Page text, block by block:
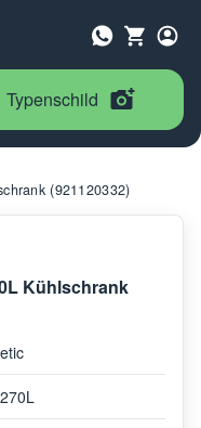
Typenschild
(921120332)
Kühlschrank